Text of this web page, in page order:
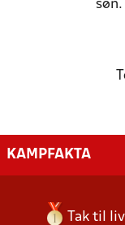
KAMPFAKTA
Tak til